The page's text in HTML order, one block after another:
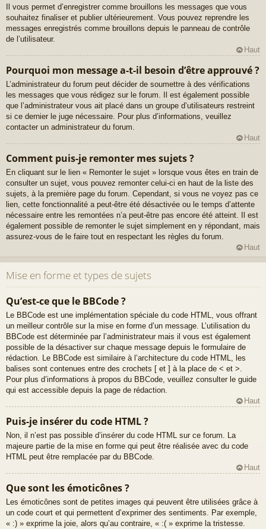
Il vous permet d’enregistrer comme brouillons les messages que vous
souhaitez finaliser et publier ultérieurement. Vous pouvez reprendre les
messages enregistrés comme brouillons depuis le panneau de contrôle
de l’utilisateur.
Haut
Pourquoi mon message a-t-il besoin d’être approuvé ?
L’administrateur du forum peut décider de soumettre à des vérifications
les messages que vous rédigez sur le forum. Il est également possible
que l’administrateur vous ait placé dans un groupe d’utilisateurs restreint
si ce dernier le juge nécessaire. Pour plus d’informations, veuillez
contacter un administrateur du forum.
Haut
Comment puis-je remonter mes sujets ?
En cliquant sur le lien « Remonter le sujet » lorsque vous êtes en train de
consulter un sujet, vous pouvez remonter celui-ci en haut de la liste des
sujets, à la première page du forum. Cependant, si vous ne voyez pas ce
lien, cette fonctionnalité a peut-être été désactivée ou le temps d’attente
nécessaire entre les remontées n’a peut-être pas encore été atteint. Il est
également possible de remonter le sujet simplement en y répondant, mais
assurez-vous de le faire tout en respectant les règles du forum.
Haut
Mise en forme et types de sujets
Qu’est-ce que le BBCode ?
Le BBCode est une implémentation spéciale du code HTML, vous offrant
un meilleur contrôle sur la mise en forme d’un message. L’utilisation du
BBCode est déterminée par l’administrateur mais il vous est également
possible de la désactiver sur chaque message depuis le formulaire de
rédaction. Le BBCode est similaire à l’architecture du code HTML, les
balises sont contenues entre des crochets [ et ] à la place de < et >.
Pour plus d’informations à propos du BBCode, veuillez consulter le guide
qui est accessible depuis la page de rédaction.
Haut
Puis-je insérer du code HTML ?
Non, il n’est pas possible d’insérer du code HTML sur ce forum. La
majeure partie de la mise en forme qui peut être réalisée avec du code
HTML peut être remplacée par du BBCode.
Haut
Que sont les émoticônes ?
Les émoticônes sont de petites images qui peuvent être utilisées grâce à
un code court et qui permettent d’exprimer des sentiments. Par exemple,
« :) » exprime la joie, alors qu’au contraire, « :( » exprime la tristesse.